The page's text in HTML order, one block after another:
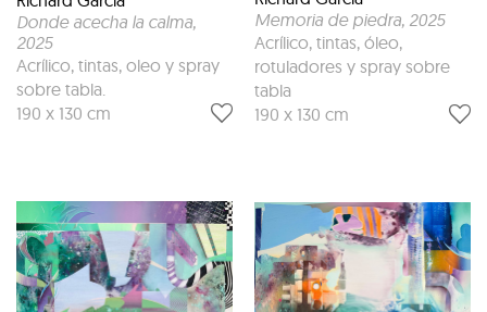
Donde acecha la calma,
2025
Acrílico, tintas, oleo y spray
sobre tabla.
190 x 130 cm
Memoria de piedra, 2025
Acrílico, tintas, óleo,
rotuladores y spray sobre
tabla
190 x 130 cm